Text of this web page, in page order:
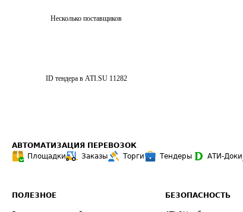
Несколько поставщиков
ID тендера в ATI.SU 11282
АВТОМАТИЗАЦИЯ ПЕРЕВОЗОК
Площадки
Заказы Торги Тендеры АТИ-Доки
ПОЛЕЗНОЕ БЕЗОПАСНОСТЬ